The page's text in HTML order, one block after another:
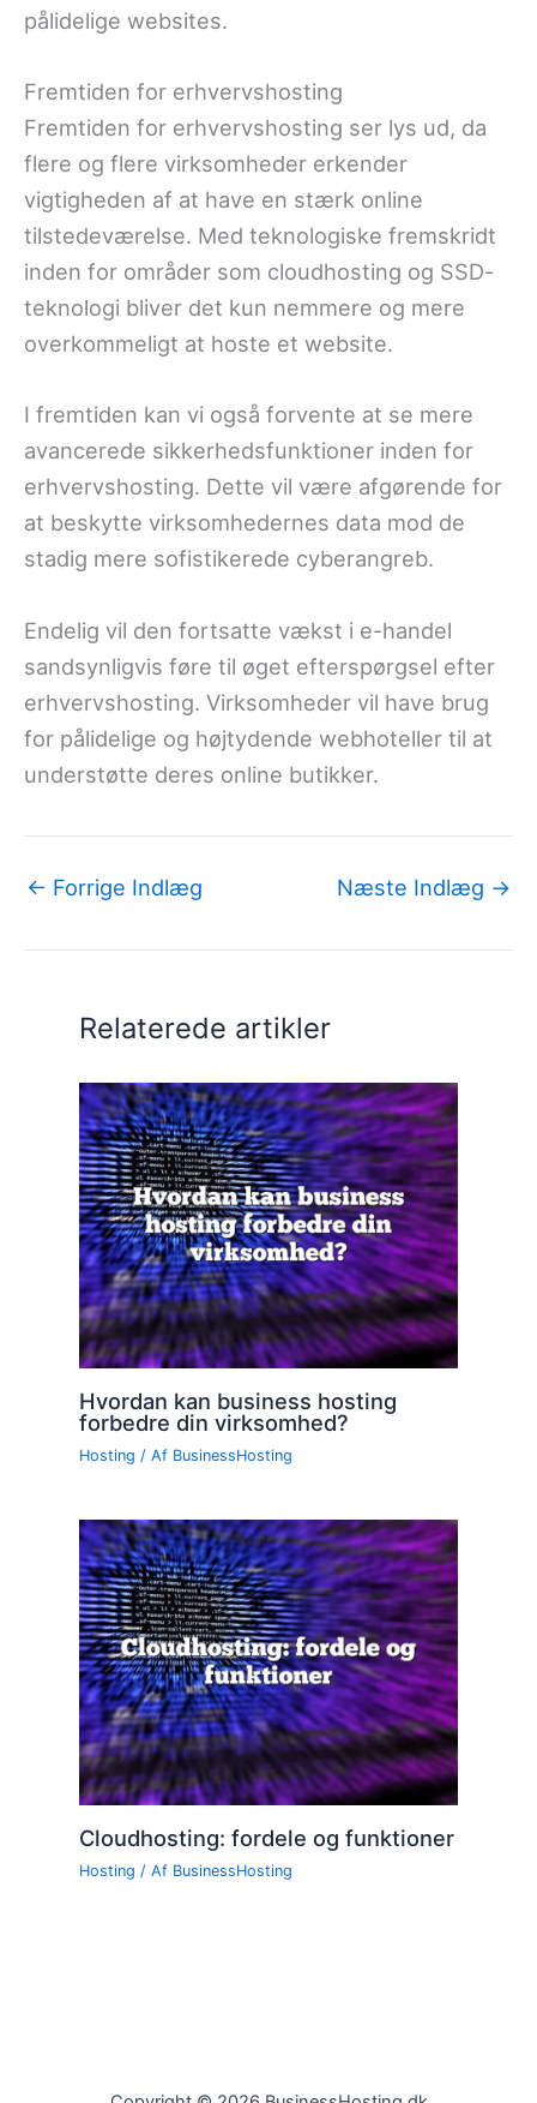
pålidelige websites.
Fremtiden for erhvervshosting
Fremtiden for erhvervshosting ser lys ud, da
flere og flere virksomheder erkender
vigtigheden af at have en stærk online
tilstedeværelse. Med teknologiske fremskridt
inden for områder som cloudhosting og SSD-
teknologi bliver det kun nemmere og mere
overkommeligt at hoste et website.
I fremtiden kan vi også forvente at se mere
avancerede sikkerhedsfunktioner inden for
erhvervshosting. Dette vil være afgørende for
at beskytte virksomhedernes data mod de
stadig mere sofistikerede cyberangreb.
Endelig vil den fortsatte vækst i e-handel
sandsynligvis føre til øget efterspørgsel efter
erhvervshosting. Virksomheder vil have brug
for pålidelige og højtydende webhoteller til at
understøtte deres online butikker.
← Forrige Indlæg Næste Indlæg →
Relaterede artikler
Hvordan kan business hosting
forbedre din virksomhed?
Hosting / Af BusinessHosting
Cloudhosting: fordele og funktioner
Hosting / Af BusinessHosting